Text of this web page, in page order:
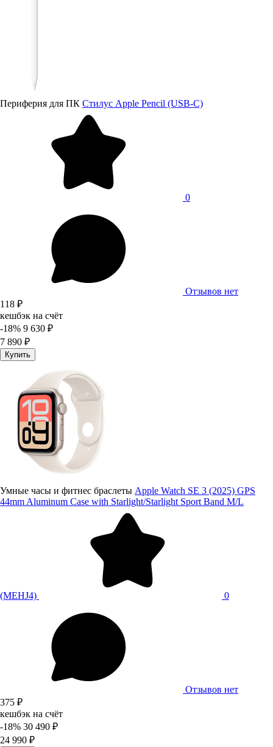
Периферия для ПК Стилус Apple Pencil (USB-C)
0
Отзывов нет
118 ₽
кешбэк на счёт
-18% 9 630 ₽
7 890 ₽
Купить
Умные часы и фитнес браслеты Apple Watch SE 3 (2025) GPS
44mm Aluminum Case with Starlight/Starlight Sport Band M/L
(MEHJ4) 0
Отзывов нет
375 ₽
кешбэк на счёт
-18% 30 490 ₽
24 990 ₽